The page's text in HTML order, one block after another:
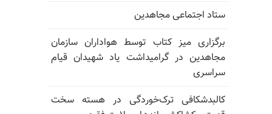
ستاد اجتماعی مجاهدین
برگزاری میز کتاب توسط هواداران سازمان
مجاهدین در گرامیداشت یاد شهیدان قیام
سراسری
کالبدشکافی ترک‌خوردگی در هسته سخت